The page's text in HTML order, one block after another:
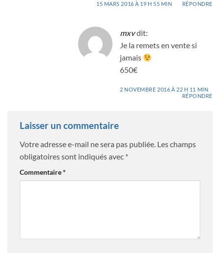
15 MARS 2016 À 19 H 55 MIN RÉPONDRE
mxvdit:
Je la remets en vente si
jamais
650€
2 NOVEMBRE 2016 À 22 H 11 MIN
RÉPONDRE
Laisser un commentaire
Votre adresse e-mail ne sera pas publiée. Les champs
obligatoires sont indiqués avec *
Commentaire*